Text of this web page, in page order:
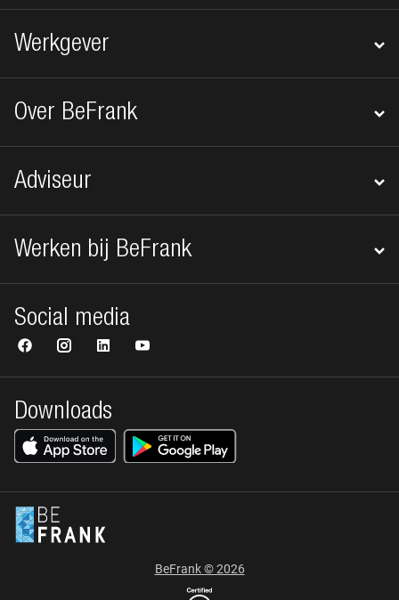
Werkgever
Over BeFrank
Adviseur
Werken bij BeFrank
Downloads
Social media
BeFrank © 2026